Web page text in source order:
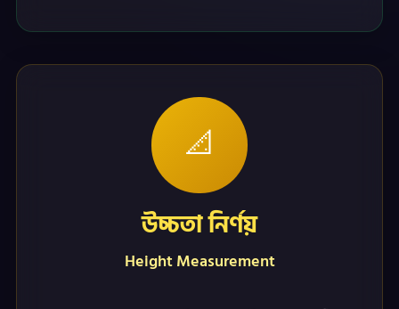
📐
উচ্চতা নির্ণয়
Height Measurement